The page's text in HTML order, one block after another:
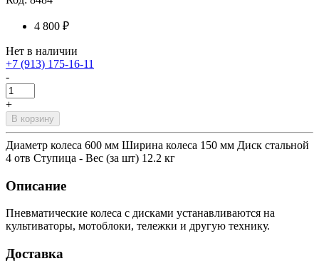
4 800 ₽
Нет в наличии
+7 (913) 175-16-11
-
+
В корзину
Диаметр колеса 600 мм Ширина колеса 150 мм Диск стальной
4 отв Ступица - Вес (за шт) 12.2 кг
Описание
Пневматические колеса с дисками устанавливаются на
культиваторы, мотоблоки, тележки и другую технику.
Доставка